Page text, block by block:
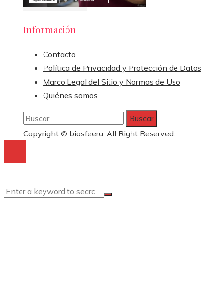
Información
Contacto
Política de Privacidad y Protección de Datos
Marco Legal del Sitio y Normas de Uso
Quiénes somos
Buscar:
Copyright © biosfeera. All Right Reserved.